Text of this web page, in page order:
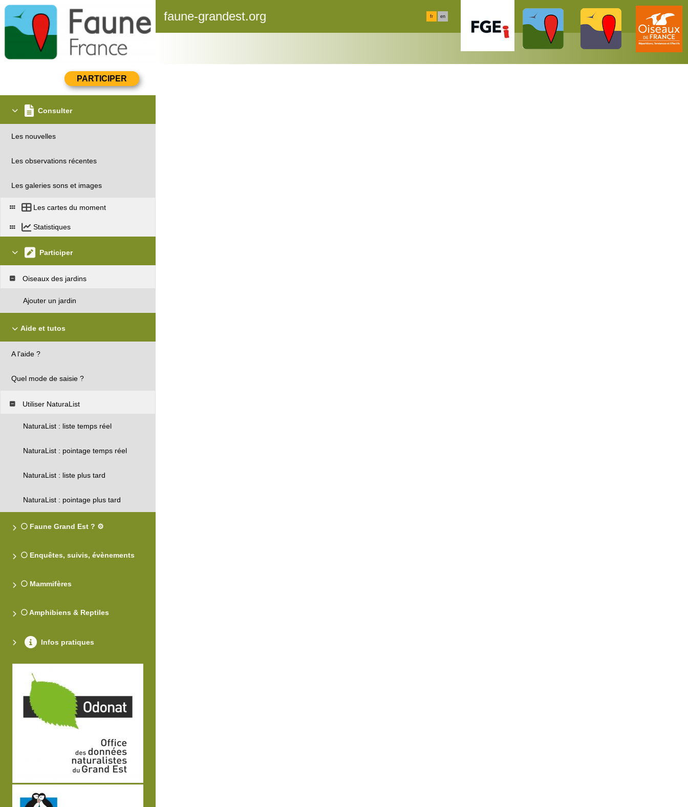
faune-grandest.org fr en
Consulter
Les nouvelles
Les observations récentes
Les galeries sons et images
Les cartes du moment
Statistiques
Participer
Oiseaux des jardins
Ajouter un jardin
Aide et tutos
A l'aide ?
Quel mode de saisie ?
Utiliser NaturaList
NaturaList : liste temps réel
NaturaList : pointage temps réel
NaturaList : liste plus tard
NaturaList : pointage plus tard
⚪ Faune Grand Est ? ⚙️
⚪ Enquêtes, suivis, évènements
⚪ Mammifères
⚪ Amphibiens & Reptiles
Infos pratiques